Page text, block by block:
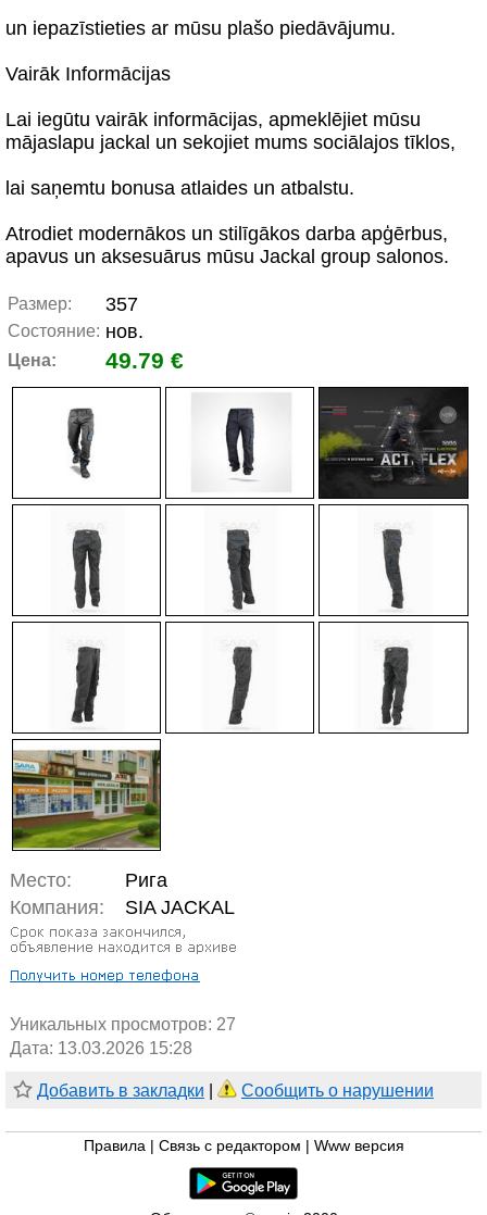
un iepazīstieties ar mūsu plašo piedāvājumu.
Vairāk Informācijas
Lai iegūtu vairāk informācijas, apmeklējiet mūsu
mājaslapu jackal un sekojiet mums sociālajos tīklos,
lai saņemtu bonusa atlaides un atbalstu.
Atrodiet modernākos un stilīgākos darba apģērbus,
apavus un aksesuārus mūsu Jackal group salonos.
Размер: 357
Состояние: нов.
Цена: 49.79 €
Место:
Рига
Компания:
SIA JACKAL
Уникальных просмотров: 27
Дата: 13.03.2026 15:28
Добавить в закладки Сообщить о нарушении
Правила Связь с редактором Www версия